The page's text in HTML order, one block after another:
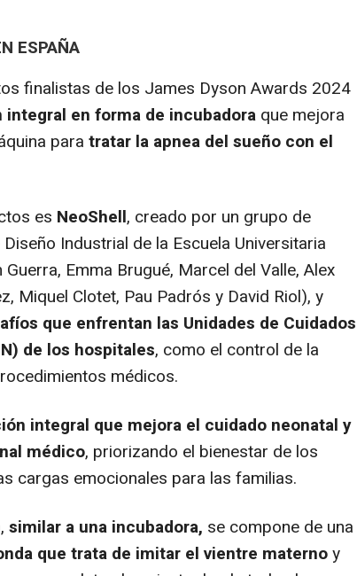
ESPAÑA
finalistas de los James Dyson Awards 2024
integral en forma de incubadora que mejora
para tratar la apnea del sueño con el
es NeoShell, creado por un grupo de
Industrial de la Escuela Universitaria
Emma Brugué, Marcel del Valle, Alex
Miquel Clotet, Pau Padrós y David Riol), y
que enfrentan las Unidades de Cuidados
de los hospitales, como el control de la
médicos.
integral que mejora el cuidado neonatal y
médico, priorizando el bienestar de los
cargas emocionales para las familias.
similar a una incubadora, se compone de una
que trata de imitar el vientre maternoy